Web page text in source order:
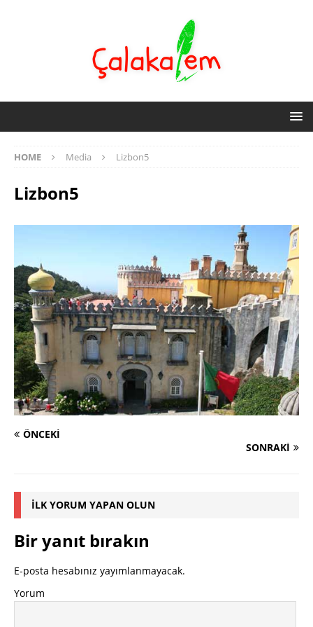
HOME Media Lizbon5
Lizbon5
ÖNCEKI
SONRAKI
İLK YORUM YAPAN OLUN
Bir yanıt bırakın
E-posta hesabınız yayımlanmayacak.
Yorum